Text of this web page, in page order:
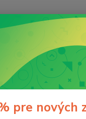
Hewlett Packard
CP1215
pre nových